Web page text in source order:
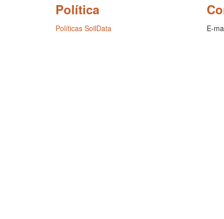
Política
Políticas SoilData E-